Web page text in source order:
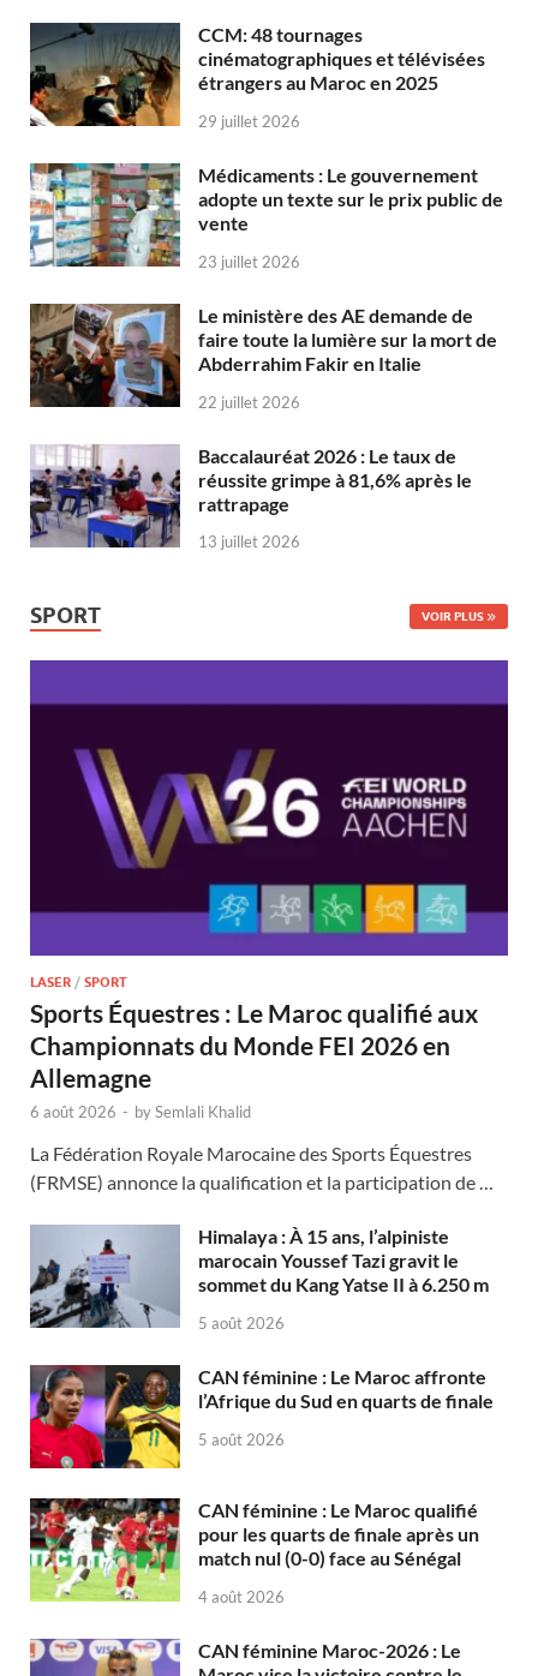
CCM: 48 tournages
cinématographiques et télévisées
étrangers au Maroc en 2025
29 juillet 2026
Médicaments : Le gouvernement
adopte un texte sur le prix public de
vente
23 juillet 2026
Le ministère des AE demande de
faire toute la lumière sur la mort de
Abderrahim Fakir en Italie
22 juillet 2026
Baccalauréat 2026 : Le taux de
réussite grimpe à 81,6% après le
rattrapage
13 juillet 2026
SPORT VOIR PLUS
LASER / SPORT
Sports Équestres : Le Maroc qualifié aux
Championnats du Monde FEI 2026 en
Allemagne
6 août 2026 - bySemlali Khalid
La Fédération Royale Marocaine des Sports Équestres
(FRMSE) annonce la qualification et la participation de …
Himalaya : À 15 ans, l’alpiniste
marocain Youssef Tazi gravit le
sommet du Kang Yatse II à 6.250 m
5 août 2026
CAN féminine : Le Maroc affronte
l’Afrique du Sud en quarts de finale
5 août 2026
CAN féminine : Le Maroc qualifié
pour les quarts de finale après un
match nul (0-0) face au Sénégal
4 août 2026
CAN féminine Maroc-2026 : Le